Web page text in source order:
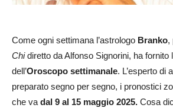
Come ogni settimana l’astrologo Branko,
Chidiretto da Alfonso Signorini, ha fornito
dell’Oroscopo settimanale. L’esperto di
preparato segno per segno, i pronostici
che va dal 9 al 15 maggio 2025. Cosa